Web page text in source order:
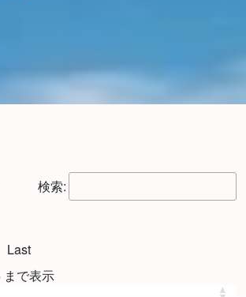
検索:
Last
まで表示